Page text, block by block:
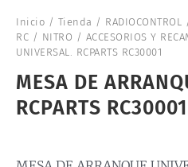
Inicio / Tienda / RADIOCONTROL
RC / NITRO / ACCESORIOS Y
UNIVERSAL. RCPARTS RC30001
MESA DE
RCPARTS RC30001